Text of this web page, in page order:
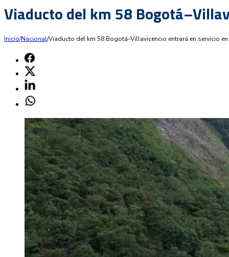
Viaducto del km 58
Inicio/Nacional/Viaducto del km 58 Bogotá–Villavicencio entrará en servicio